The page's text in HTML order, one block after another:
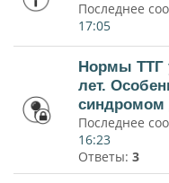
Последнее
17:05
Нормы ТТГ
лет.
синдромом
Последнее
16:23
Ответы: 3